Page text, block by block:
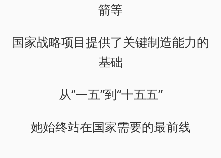
箭等
国家战略项目提供了关键制造能力的
基础
从“一五”到“十五五”
她始终站在国家需要的最前线